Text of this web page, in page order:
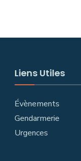
Liens Utiles
Évènements
Gendarmerie
Urgences